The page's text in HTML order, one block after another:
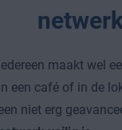
maakt wel
een café of in de
niet erg